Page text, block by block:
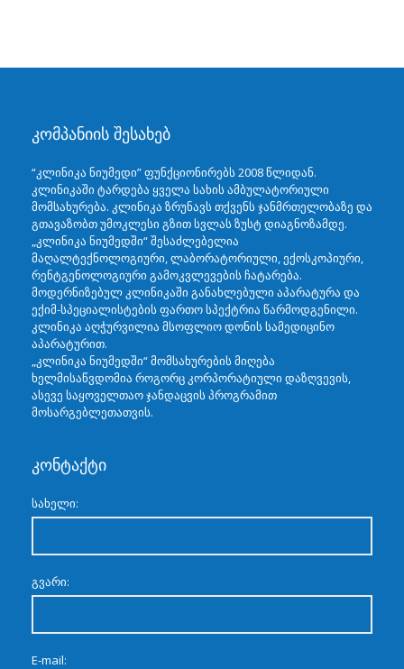
კომპანიის შესახებ
“კლინიკა ნიუმედი” ფუნქციონირებს 2008 წლიდან.
კლინიკაში ტარდება ყველა სახის ამბულატორიული
მომსახურება. კლინიკა ზრუნავს თქვენს ჯანმრთელობაზე და
გთავაზობთ უმოკლესი გზით სვლას ზუსტ დიაგნოზამდე.
„კლინიკა ნიუმედში“ შესაძლებელია
მაღალტექნოლოგიური, ლაბორატორიული, ექოსკოპიური,
რენტგენოლოგიური გამოკვლევების ჩატარება.
მოდერნიზებულ კლინიკაში განახლებული აპარატურა და
ექიმ-სპეციალისტების ფართო სპექტრია წარმოდგენილი.
კლინიკა აღჭურვილია მსოფლიო დონის სამედიცინო
აპარატურით.
„კლინიკა ნიუმედში“ მომსახურების მიღება
ხელმისაწვდომია როგორც კორპორატიული დაზღვევის,
ასევე საყოველთაო ჯანდაცვის პროგრამით
მოსარგებლეთათვის.
კონტაქტი
სახელი:
გვარი:
E-mail: